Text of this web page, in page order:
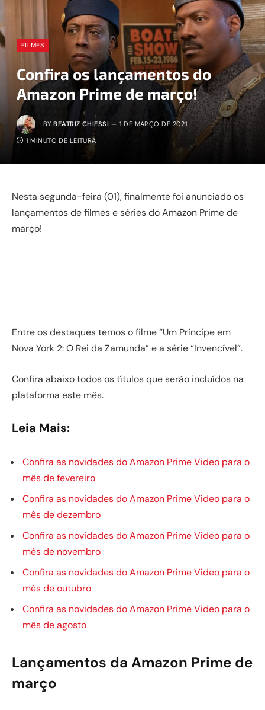
FILMES
Confira os lançamentos do
Amazon Prime de março!
BY BEATRIZ CHIESSI 1 DE MARÇO DE 2021
1 MINUTO DE LEITURA
Nesta segunda-feira (01), finalmente foi anunciado os
lançamentos de filmes e séries do Amazon Prime de
março!
Entre os destaques temos o filme “Um Príncipe em
Nova York 2: O Rei da Zamunda” e a série “Invencível”.
Confira abaixo todos os títulos que serão incluídos na
plataforma este mês.
Leia Mais:
Confira as novidades do Amazon Prime Video para o
mês de fevereiro
Confira as novidades do Amazon Prime Video para o
mês de dezembro
Confira as novidades do Amazon Prime Video para o
mês de novembro
Confira as novidades do Amazon Prime Video para o
mês de outubro
Confira as novidades do Amazon Prime Video para o
mês de agosto
Lançamentos da Amazon Prime de
março